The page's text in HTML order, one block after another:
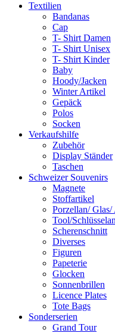
Textilien
Bandanas
Cap
T- Shirt Damen
T- Shirt Unisex
T- Shirt Kinder
Baby
Hoody/Jacken
Winter Artikel
Gepäck
Polos
Socken
Verkaufshilfe
Zubehör
Display Ständer
Taschen
Schweizer Souvenirs
Magnete
Stoffartikel
Porzellan/ Glas/
Tool/
Scherenschnitt
Diverses
Figuren
Papeterie
Glocken
Sonnenbrillen
Licence Plates
Tote Bags
Sonderserien
Grand Tour